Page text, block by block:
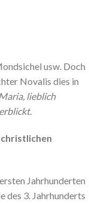
usw. Doch
Novalis dies in
lieblich
.
Jahrhunderten
des 3. Jahrhunderts